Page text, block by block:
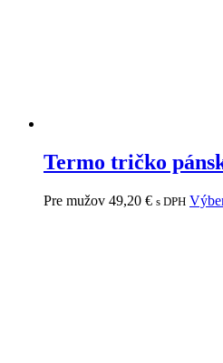
Termo tričko
Pre mužov 49,20 € s DPH